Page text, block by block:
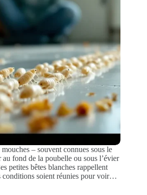
– souvent connues sous le
au fond de la poubelle ou sous l’évier
petites bêtes blanches rappellent
conditions soient réunies pour voir…